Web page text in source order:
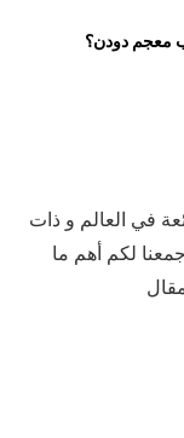
معجم دودن؟
في العالم و ذات
لكم أهم ما